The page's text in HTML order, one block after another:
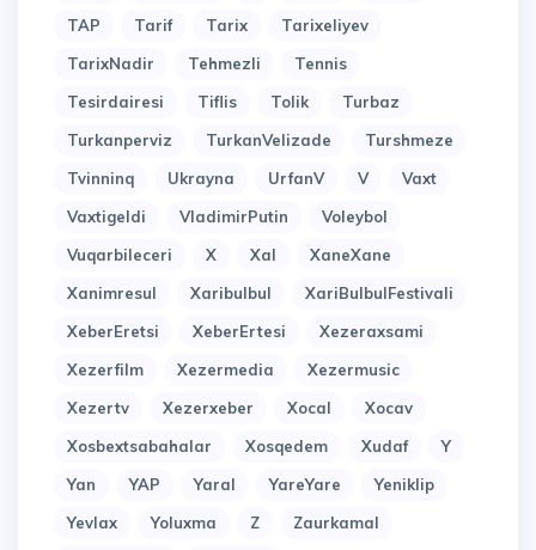
TAP
Tarif Tarix
Tarixeliyev
TarixNadir
Tehmezli
Tennis
Tesirdairesi
Tiflis Tolik
Turbaz
Turkanperviz
TurkanVelizade
Turshmeze
Tvinninq
Ukrayna UrfanV V
Vaxt
Vaxtigeldi
VladimirPutin
Voleybol
Vuqarbileceri
X Xal
XaneXane
Xanimresul
Xaribulbul
XariBulbulFestivali
XeberEretsi
XeberErtesi
Xezeraxsami
Xezerfilm
Xezermedia
Xezermusic
Xezertv
Xezerxeber Xocal
Xocav
Xosbextsabahalar
Xosqedem Xudaf
Y
Yan
YAP Yaral YareYare
Yeniklip
Yevlax
Yoluxma Z
Zaurkamal